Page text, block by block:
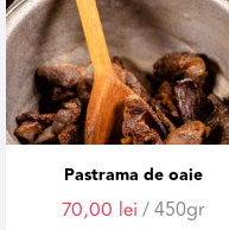
Pastrama de oaie
70,00 lei / 450gr